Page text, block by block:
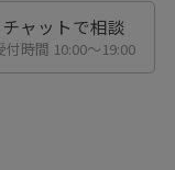
チャットで相談
付時間 10:00〜19:00